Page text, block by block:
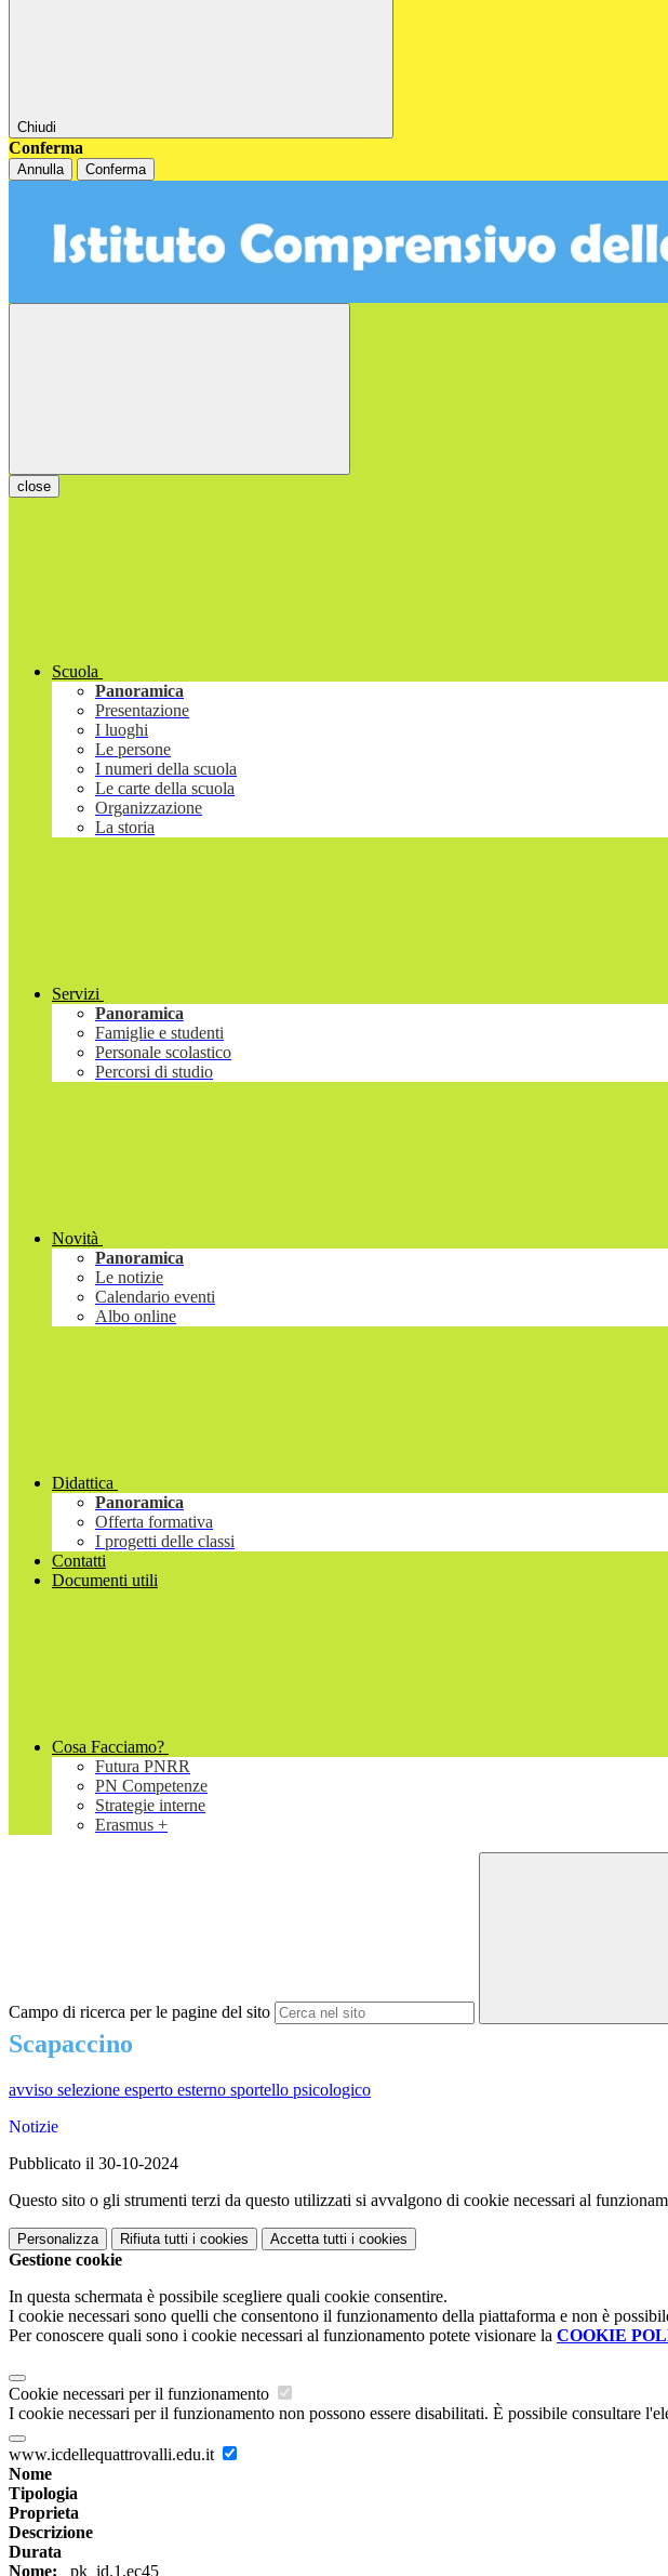
Chiudi
Conferma
Annulla Conferma
close
Scuola
Panoramica
Presentazione
I luoghi
Le persone
I numeri della scuola
Le carte della scuola
Organizzazione
La storia
Servizi
Panoramica
Famiglie e studenti
Personale scolastico
Percorsi di studio
Novità
Panoramica
Le notizie
Calendario eventi
Albo online
Didattica
Panoramica
Offerta formativa
I progetti delle classi
Contatti
Documenti utili
Cosa Facciamo?
Futura PNRR
PN Competenze
Strategie interne
Erasmus +
Campo di ricerca per le pagine del sito
Scapaccino
avviso selezione esperto esterno sportello psicologico
Notizie
Pubblicato il 30-10-2024
Questo sito o gli strumenti terzi da questo utilizzati si avvalgono di cookie necessari al
Personalizza Rifiuta tutti i cookies Accetta tutti i cookies
Gestione cookie
In questa schermata è possibile scegliere quali cookie consentire.
I cookie necessari sono quelli che consentono il funzionamento della piattaforma e non è
Per conoscere quali sono i cookie necessari al funzionamento potete visionare la COOKIE
Cookie necessari per il funzionamento
I cookie necessari per il funzionamento non possono essere disabilitati. È possibile consultare
www.icdellequattrovalli.edu.it
Nome
Tipologia
Proprieta
Descrizione
Durata
Nome: _pk_id.1.ec45